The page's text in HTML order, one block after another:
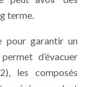
terme.
pour garantir un
d’évacuer
les composés